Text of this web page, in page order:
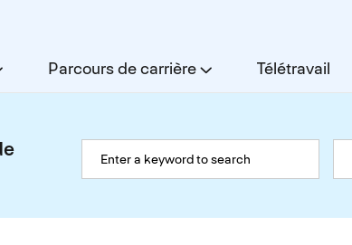
Parcours de carrière Télétravail